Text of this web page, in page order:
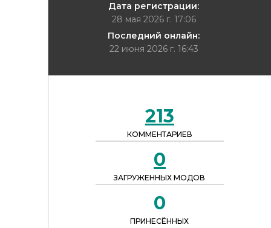
Дата регистрации:
28 мая 2026 г. 17:06
Последний онлайн:
22 июня 2026 г. 16:43
213
КОММЕНТАРИЕВ
0
ЗАГРУЖЕННЫХ МОДОВ
0
ПРИНЕСЁННЫХ